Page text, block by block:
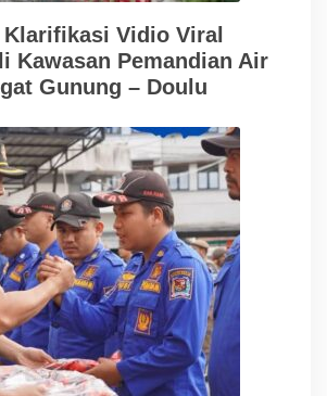
Klarifikasi Vidio Viral
Kawasan Pemandian Air
Gunung – Doulu